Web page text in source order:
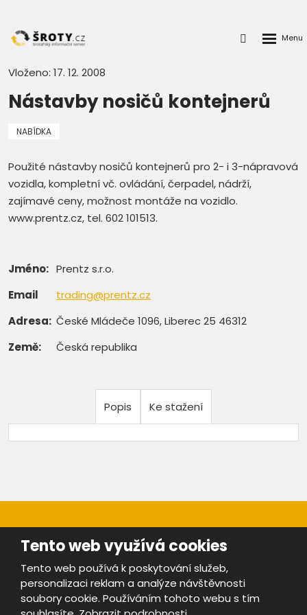
Přihlášení
Vloženo: 17. 12. 2008
Nástavby nosičů kontejnerů
NABÍDKA
Použité nástavby nosičů kontejnerů pro 2- i 3-nápravová
vozidla, kompletní vč. ovládání, čerpadel, nádrží,
zajímavé ceny, možnost montáže na vozidlo.
www.prentz.cz, tel. 602 101513.
Jméno: Prentz s.r.o.
Email
trading@prentz.cz
Adresa: České Mládeče 1096, Liberec 25 46312
Země:
Česká republika
Popis Ke stažení
Mapa stránek |Bezpečnost a ochrana osobních údajů
Podmínky použití
Tento web využívá cookies
Tento web používá k poskytování služeb,
personalizaci reklam a analýze návštěvnosti
soubory cookie. Používáním tohoto webu s tím